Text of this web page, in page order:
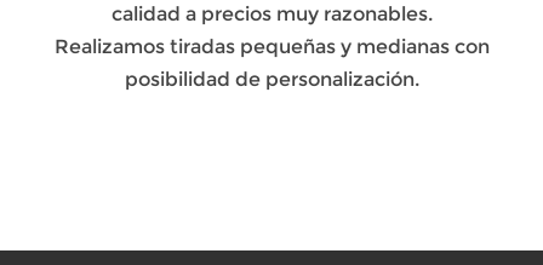
calidad a precios muy razonables.
Realizamos tiradas pequeñas y medianas con
posibilidad de personalización.